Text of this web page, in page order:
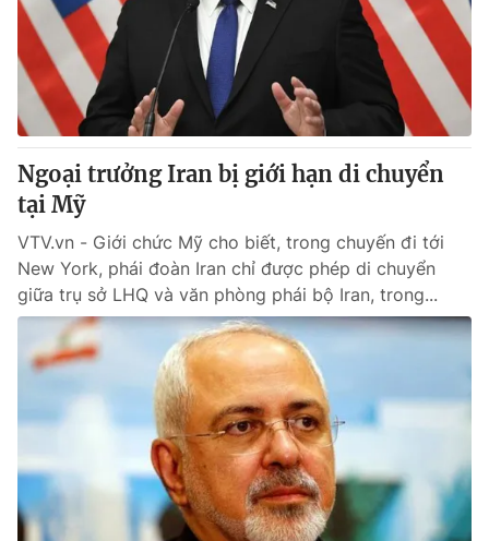
Ngoại trưởng Iran bị giới hạn di chuyển
tại Mỹ
VTV.vn - Giới chức Mỹ cho biết, trong chuyến đi tới
New York, phái đoàn Iran chỉ được phép di chuyển
giữa trụ sở LHQ và văn phòng phái bộ Iran, trong...